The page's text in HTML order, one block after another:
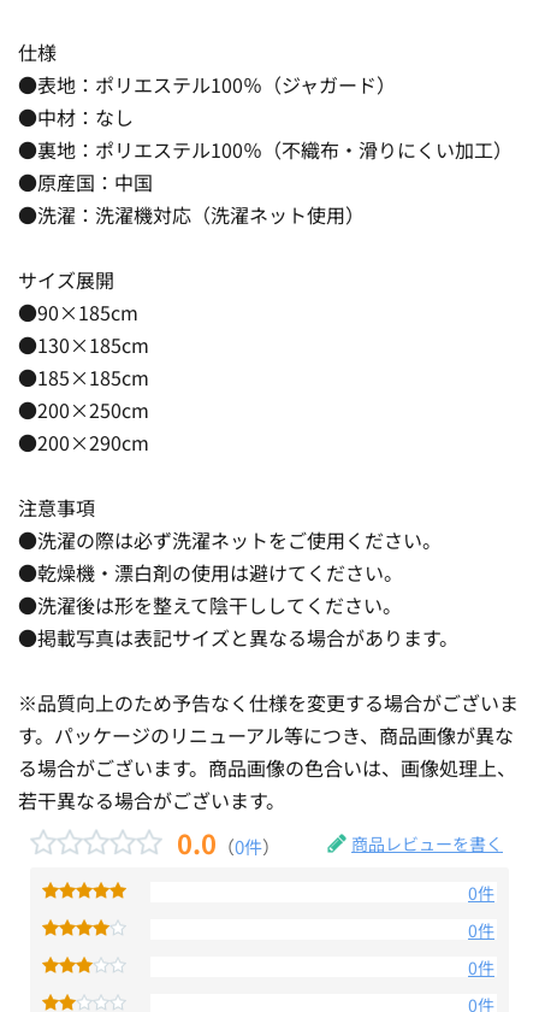
仕様
●表地：ポリエステル100％（ジャガード）
●中材：なし
●裏地：ポリエステル100％（不織布・滑りにくい加工）
●原産国：中国
●洗濯：洗濯機対応（洗濯ネット使用）
サイズ展開
●90×185cm
●130×185cm
●185×185cm
●200×250cm
●200×290cm
注意事項
●洗濯の際は必ず洗濯ネットをご使用ください。
●乾燥機・漂白剤の使用は避けてください。
●洗濯後は形を整えて陰干ししてください。
●掲載写真は表記サイズと異なる場合があります。
※品質向上のため予告なく仕様を変更する場合がございま
す。パッケージのリニューアル等につき、商品画像が異な
る場合がございます。商品画像の色合いは、画像処理上、
若干異なる場合がございます。
0.0 （0件） 商品レビューを書く
0件
0件
0件
0件